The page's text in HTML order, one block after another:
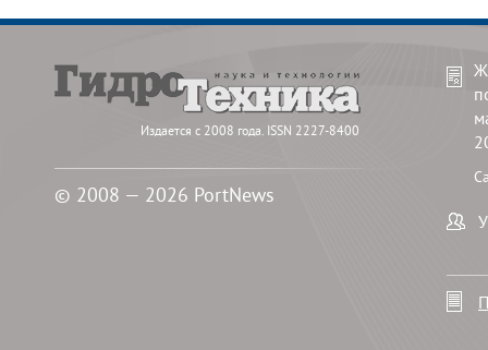
Издается с 2008 года. ISSN 2227-8400
© 2008 — 2026 PortNews